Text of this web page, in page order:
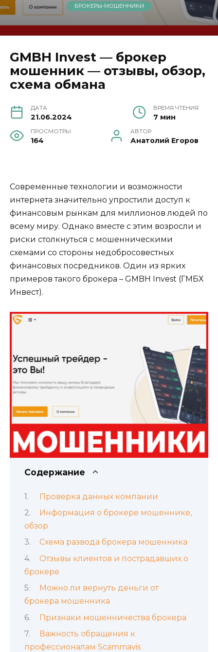
БРОКЕРЫ-МОШЕННИКИ
GMBH Invest — брокер
мошенник — отзывы, обзор,
схема обмана
ДАТА
21.06.2024
ВРЕМЯ ЧТЕНИЯ
7 мин
ПРОСМОТРЫ
164
АВТОР
Анатолий Егоров
Современные технологии и возможности
интернета значительно упростили доступ к
финансовым рынкам для миллионов людей по
всему миру. Однако вместе с этим возросли и
риски столкнуться с мошенническими
схемами со стороны недобросовестных
финансовых посредников. Один из ярких
примеров такого брокера – GMBH Invest (ГМБХ
Инвест).
Содержание
Проверка данных компании
Информация о брокере мошеннике,
обзор
Схема развода брокера мошенника
Отзывы клиентов и пострадавших о
брокере
Можно ли вернуть деньги от
брокера мошенника
Признаки мошенничества брокера
Важность обращения к
профессионалам Scammavis